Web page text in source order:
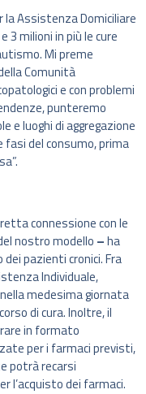
la Assistenza Domiciliare
3 milioni in più le cure
Mi preme
Comunità
e con problemi
punteremo
e luoghi di aggregazione
del consumo, prima
connessione con le
nostro modello –ha
pazienti cronici. Fra
Individuale,
medesima giornata
di cura. Inoltre, il
in formato
per i farmaci previsti,
potrà recarsi
l’acquisto dei farmaci.